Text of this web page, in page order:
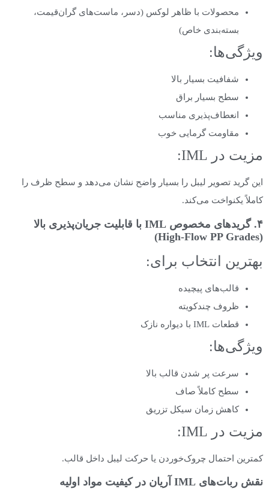
محصولات با ظاهر لوکس (دسر، ماست‌های گران‌قیمت،
بسته‌بندی خاص)
ویژگی‌ها:
شفافیت بسیار بالا
سطح بسیار براق
انعطاف‌پذیری مناسب
مقاومت گرمایی خوب
مزیت در IML:
این گرید تصویر لیبل را بسیار واضح نشان می‌دهد و سطح ظرف را
کاملاً یکنواخت می‌کند.
۴. گریدهای مخصوص IML با قابلیت جریان‌پذیری بالا
(High-Flow PP Grades)
بهترین انتخاب برای:
قالب‌های پیچیده
ظروف چندکویته
قطعات IML با دیواره نازک
ویژگی‌ها:
سرعت پر شدن قالب بالا
سطح کاملاً صاف
کاهش زمان سیکل تزریق
مزیت در IML:
کمترین احتمال چروک‌خوردن یا حرکت لیبل داخل قالب.
نقش ربات‌های IML آریان در کیفیت مواد اولیه